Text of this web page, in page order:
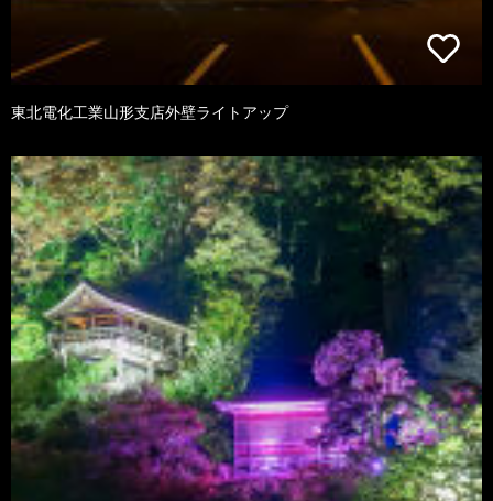
東北電化工業山形支店外壁ライトアップ